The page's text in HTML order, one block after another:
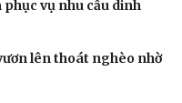
vụ nhu cầu dinh
lên thoát nghèo nhờ